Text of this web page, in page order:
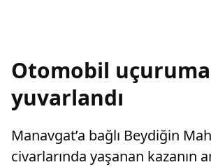
Otomobil uçuruma
yuvarlandı
Manavgat’a bağlı Beydiğin
civarlarında yaşanan kazanın